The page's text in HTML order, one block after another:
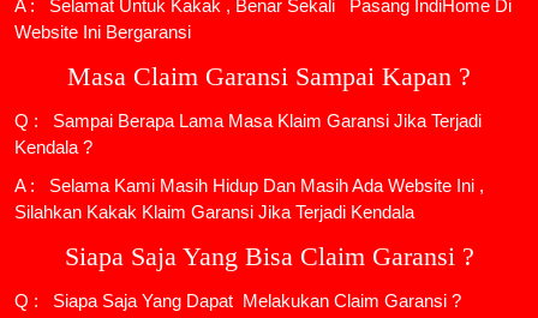
A : Selamat Untuk Kakak , Benar Sekali
Pasang IndiHome Di
Website Ini Bergaransi
Masa Claim Garansi Sampai Kapan ?
Q : Sampai Berapa Lama Masa Klaim Garansi Jika Terjadi
Kendala ?
A : Selama Kami Masih Hidup Dan Masih Ada Website Ini ,
Silahkan Kakak Klaim Garansi Jika Terjadi Kendala
Siapa Saja Yang Bisa Claim Garansi ?
Q : Siapa Saja Yang Dapat Melakukan Claim Garansi ?